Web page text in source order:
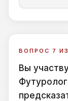
ВОПРОС 7 ИЗ
Вы